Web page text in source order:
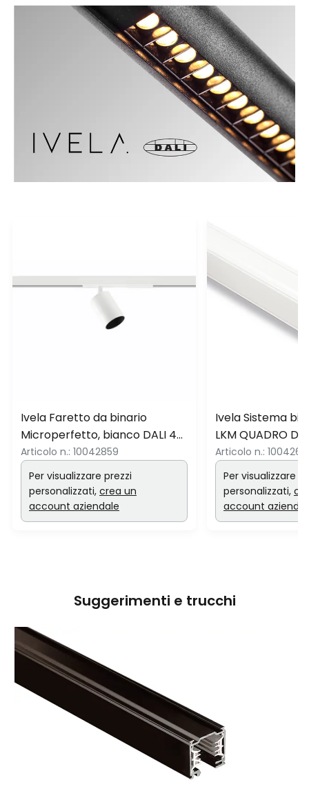
Ivela Faretto da binario
Microperfetto, bianco DALI 48
V 30° 3.000 K
Articolo n.: 10042859
Per visualizzare prezzi
personalizzati, crea un
account aziendale
Ivela Sistema
LKM QUADRO
cm
Articolo n.:
Per visualizzare
personalizzati,
account
Suggerimenti e trucchi